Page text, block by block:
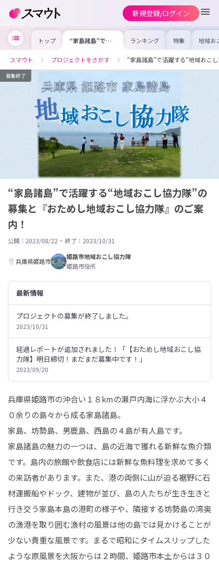
新規登録/ログイン
トップ “家島諸島”で活
躍する“地域おこ
と『おためし地域
おこし協力隊』の
ご案内！
ランキング 特集 地域お
の求
を集め
事内容
を比較
合った
スマウト プロジェクトをさがす “家島諸島”で活躍する“地域おこ
募集終了
“家島諸島”で活躍する“地域おこし協力隊”の
募集と『おためし地域おこし協力隊』のご案
内！
公開：2023/08/22 ~ 終了：2023/10/31
兵庫県姫路市
姫路市地域おこし協力隊
姫路市役所
最新情報
プロジェクトの募集が終了しました。
2023/10/31
経過レポートが追加されました！「【おためし地域おこし協
力隊】明日締切！まだまだ募集中です！」
2023/09/20
兵庫県姫路市の沖合い１８kmの瀬戸内海に浮かぶ大小４
０余りの島々から成る家島諸島。
家島、坊勢島、男鹿島、西島の４島が有人島です。
家島諸島の魅力の一つは、島の近海で獲れる新鮮な魚介類
です。島内の旅館や飲食店には新鮮な魚料理を求めて多く
の来訪者があります。また、港の両側に山が迫る裾野に石
材運搬船やドック、建物が並び、島の人たちが生き生きと
行き交う家島本島の港町の様子や、隣接する坊勢島の湾奥
の漁港を取り囲む漁村の風景は他の島では見かけることが
少ない貴重な風景です。まるで昭和にタイムスリップした
ような原風景を大阪からは２時間、姫路市本土からは３０